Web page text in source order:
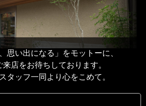
思い出になる」をモットーに、
来店をお待ちしております。
タッフ一同より心をこめて。